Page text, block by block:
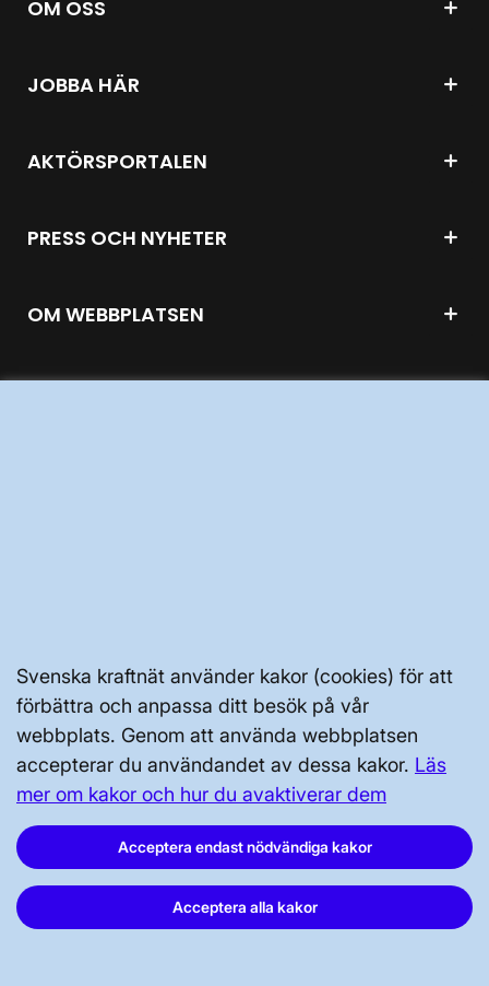
Svenska kraftnät använder kakor (cookies) för att
förbättra och anpassa ditt besök på vår
webbplats. Genom att använda webbplatsen
accepterar du användandet av dessa kakor. Läs
mer om kakor och hur du avaktiverar dem
Acceptera endast nödvändiga kakor
Acceptera alla kakor
OM OSS
JOBBA HÄR
AKTÖRSPORTALEN
PRESS OCH NYHETER
OM WEBBPLATSEN
Svenska kraftnät, Box 1200, 172 24
Sundbyberg
Tel: 010-475 80 00
Tillgänglighetsredogörelse